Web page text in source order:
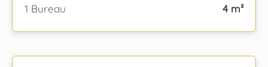
1 Bureau
4 m²